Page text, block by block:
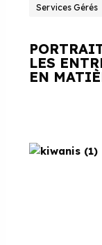
Services Gérés
LES
EN